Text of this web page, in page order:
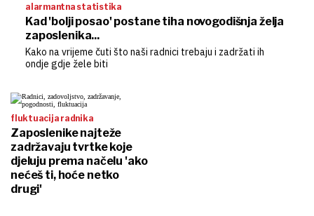
alarmantna statistika
Kad 'bolji posao' postane tiha novogodišnja želja
zaposlenika...
Kako na vrijeme čuti što naši radnici trebaju i zadržati ih
ondje gdje žele biti
fluktuacija radnika
Zaposlenike najteže
zadržavaju tvrtke koje
djeluju prema načelu 'ako
nećeš ti, hoće netko
drugi'